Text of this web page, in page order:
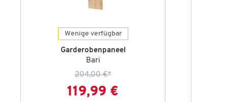
Wenige verfügbar
Garderobenpaneel
Bari
204,00 €*
119,99 €